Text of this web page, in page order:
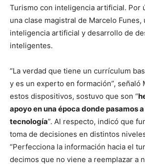
Turismo con inteligencia artificial. Por
una clase magistral de Marcelo
inteligencia artificial y desarrollo de
inteligentes.
“La verdad que tiene un currículum
y es un experto en formación”, señaló
estos dispositivos, sostuvo que son “
apoyo en una época donde pasamos
tecnología”. Al respecto, indicó que
toma de decisiones en distintos
“Perfecciona la información hacia el
decimos que no viene a reemplazar a